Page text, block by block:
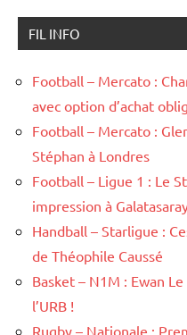
FIL INFO
Football – Mercato :
avec option d’achat
Football – Mercato :
Stéphan à Londres
Football – Ligue 1 : Le
impression à
Handball – Starligue :
de Théophile Caussé
Basket – N1M : Ewan
l’URB !
Rugby – Nationale :